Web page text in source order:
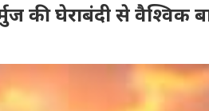
की घेराबंदी से वैश्विक